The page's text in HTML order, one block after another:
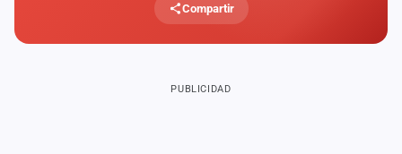
Compartir
PUBLICIDAD